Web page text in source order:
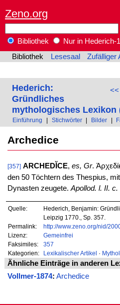
Zeno.org
Bibliothek
Nur in Hederich-
Bibliothek
Lesesaal Zufälliger
<<
Hederich:
Gründliches
mythologisches Lexikon
Einführung Stichwörter Bilder
Archedice
[357] ARCHEDĬCE, es, Gr.
den 50 Töchtern des Thespius,
Dynasten zeugete. Apollod. l. II. c.
Quelle:
Hederich, Benjamin:
Leipzig 1770., Sp. 357.
Permalink:
http://www.zeno.org/nid/
Lizenz:
Gemeinfrei
Faksimiles:
357
Kategorien:
Lexikalischer Artikel ·
Ähnliche Einträge in anderen
Vollmer-1874: Archedice